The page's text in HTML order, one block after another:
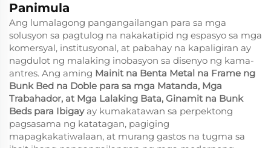
Panimula
Ang lumalagong pangangailangan para sa mga
solusyon sa pagtulog na nakakatipid ng espasyo sa mga
komersyal, institusyonal, at pabahay na kapaligiran ay
nagdulot ng malaking inobasyon sa disenyo ng kama-
antres. Ang aming Mainit na Benta Metal na Frame ng
Bunk Bed na Doble para sa mga Matanda, Mga
Trabahador, at Mga Lalaking Bata, Ginamit na Bunk
Beds para Ibigay ay kumakatawan sa perpektong
pagsasama ng katatagan, pagiging
mapagkakatiwalaan, at murang gastos na tugma sa